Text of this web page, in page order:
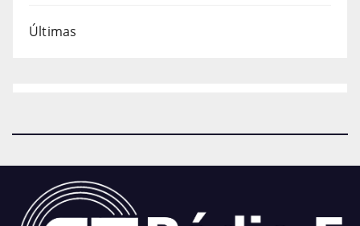
Últimas